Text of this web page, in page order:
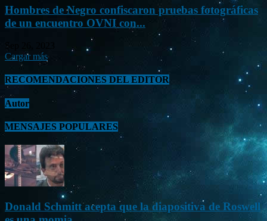
Hombres de Negro confiscaron pruebas fotográficas
de un encuentro OVNI con...
Sep 26, 2023
Cargar más
RECOMENDACIONES DEL EDITOR
Autor
MENSAJES POPULARES
Donald Schmitt acepta que la diapositiva de Roswell